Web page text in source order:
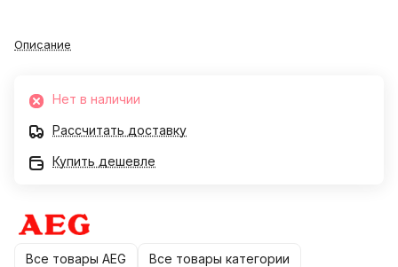
Описание
Нет в наличии
Рассчитать доставку
Купить дешевле
Все товары AEG Все товары категории